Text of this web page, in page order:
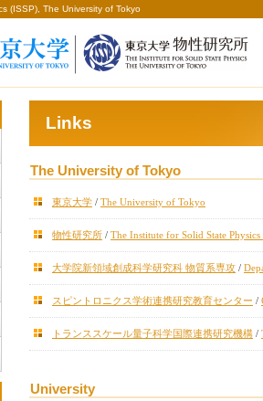
(ISSP), The University of Tokyo
Links
The University of Tokyo
東京大学 / The University of Tokyo
物性研究所 / The Institute for Solid State Physics
大学院新領域創成科学研究科 物質系専攻 /
スピントロニクス学術連携研究教育センター /
トランススケール量子科学国際連携研究機構 /
University